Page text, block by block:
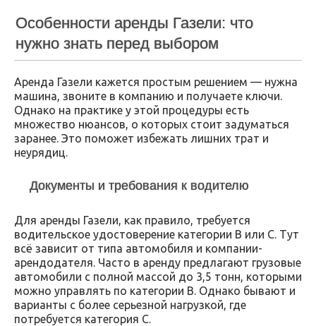
Особенности аренды Газели: что
нужно знать перед выбором
Аренда Газели кажется простым решением — нужна
машина, звоните в компанию и получаете ключи.
Однако на практике у этой процедуры есть
множество нюансов, о которых стоит задуматься
заранее. Это поможет избежать лишних трат и
неурядиц.
Документы и требования к водителю
Для аренды Газели, как правило, требуется
водительское удостоверение категории B или C. Тут
всё зависит от типа автомобиля и компании-
арендодателя. Часто в аренду предлагают грузовые
автомобили с полной массой до 3,5 тонн, которыми
можно управлять по категории B. Однако бывают и
варианты с более серьезной нагрузкой, где
потребуется категория C.